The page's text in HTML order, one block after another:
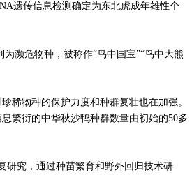
遗传信息检测确定为东北虎成年雄性个
濒危物种，被称作“鸟中国宝”“鸟中大熊
稀物种的保护力度和种群复壮也在加强。
繁衍的中华秋沙鸭种群数量由初始的50多
研究，通过种苗繁育和野外回归技术研